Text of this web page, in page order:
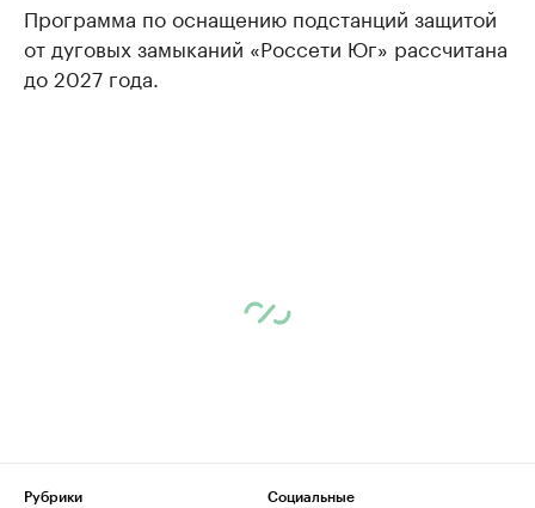
Программа по оснащению подстанций защитой
от дуговых замыканий «Россети Юг» рассчитана
до 2027 года.
Рубрики
Социальные